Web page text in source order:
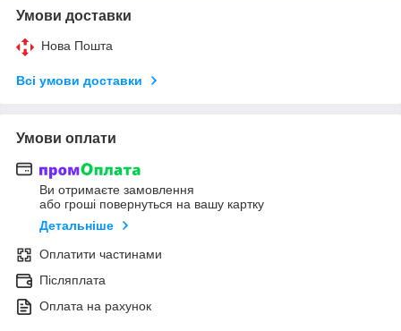
Умови доставки
Нова Пошта
Всі умови доставки
Умови оплати
Ви отримаєте замовлення
або гроші повернуться на вашу картку
Детальніше
Оплатити частинами
Післяплата
Оплата на рахунок